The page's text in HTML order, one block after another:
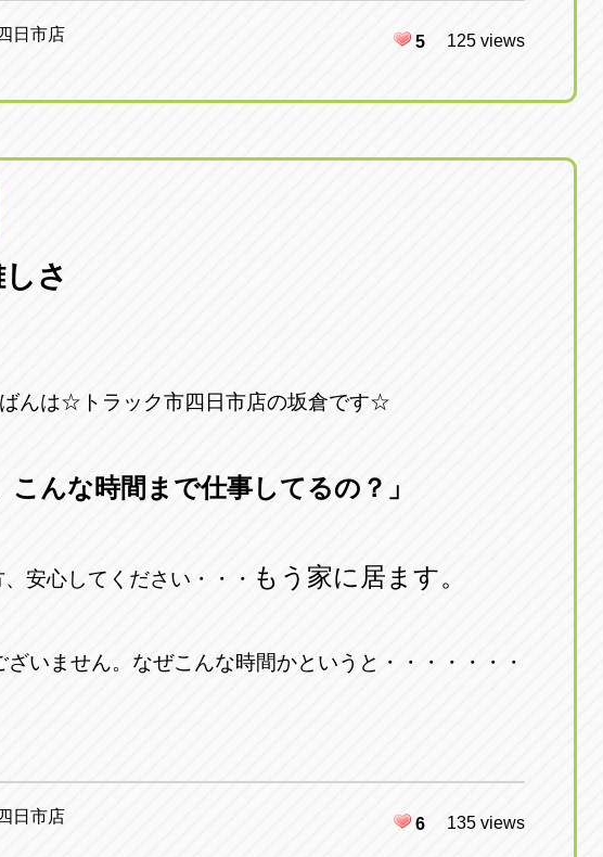
日市店
5 125 views
さ
んは☆トラック市四日市店の坂倉です☆
こんな時間まで仕事してるの？」
安心してください・・・ もう家に居ます。
いません。なぜこんな時間かというと・・・・・・・
日市店
6 135 views